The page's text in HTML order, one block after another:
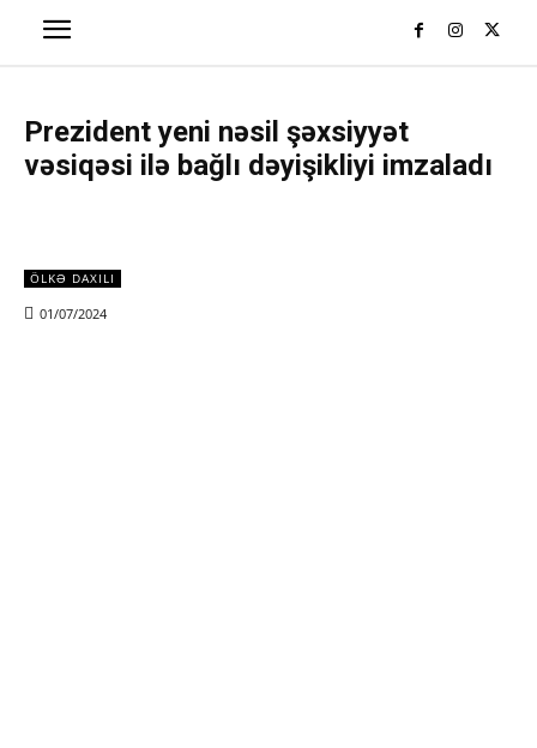
Prezident yeni nəsil şəxsiyyət
vəsiqəsi ilə bağlı dəyişikliyi imzaladı
ÖLKƏ DAXILI
01/07/2024